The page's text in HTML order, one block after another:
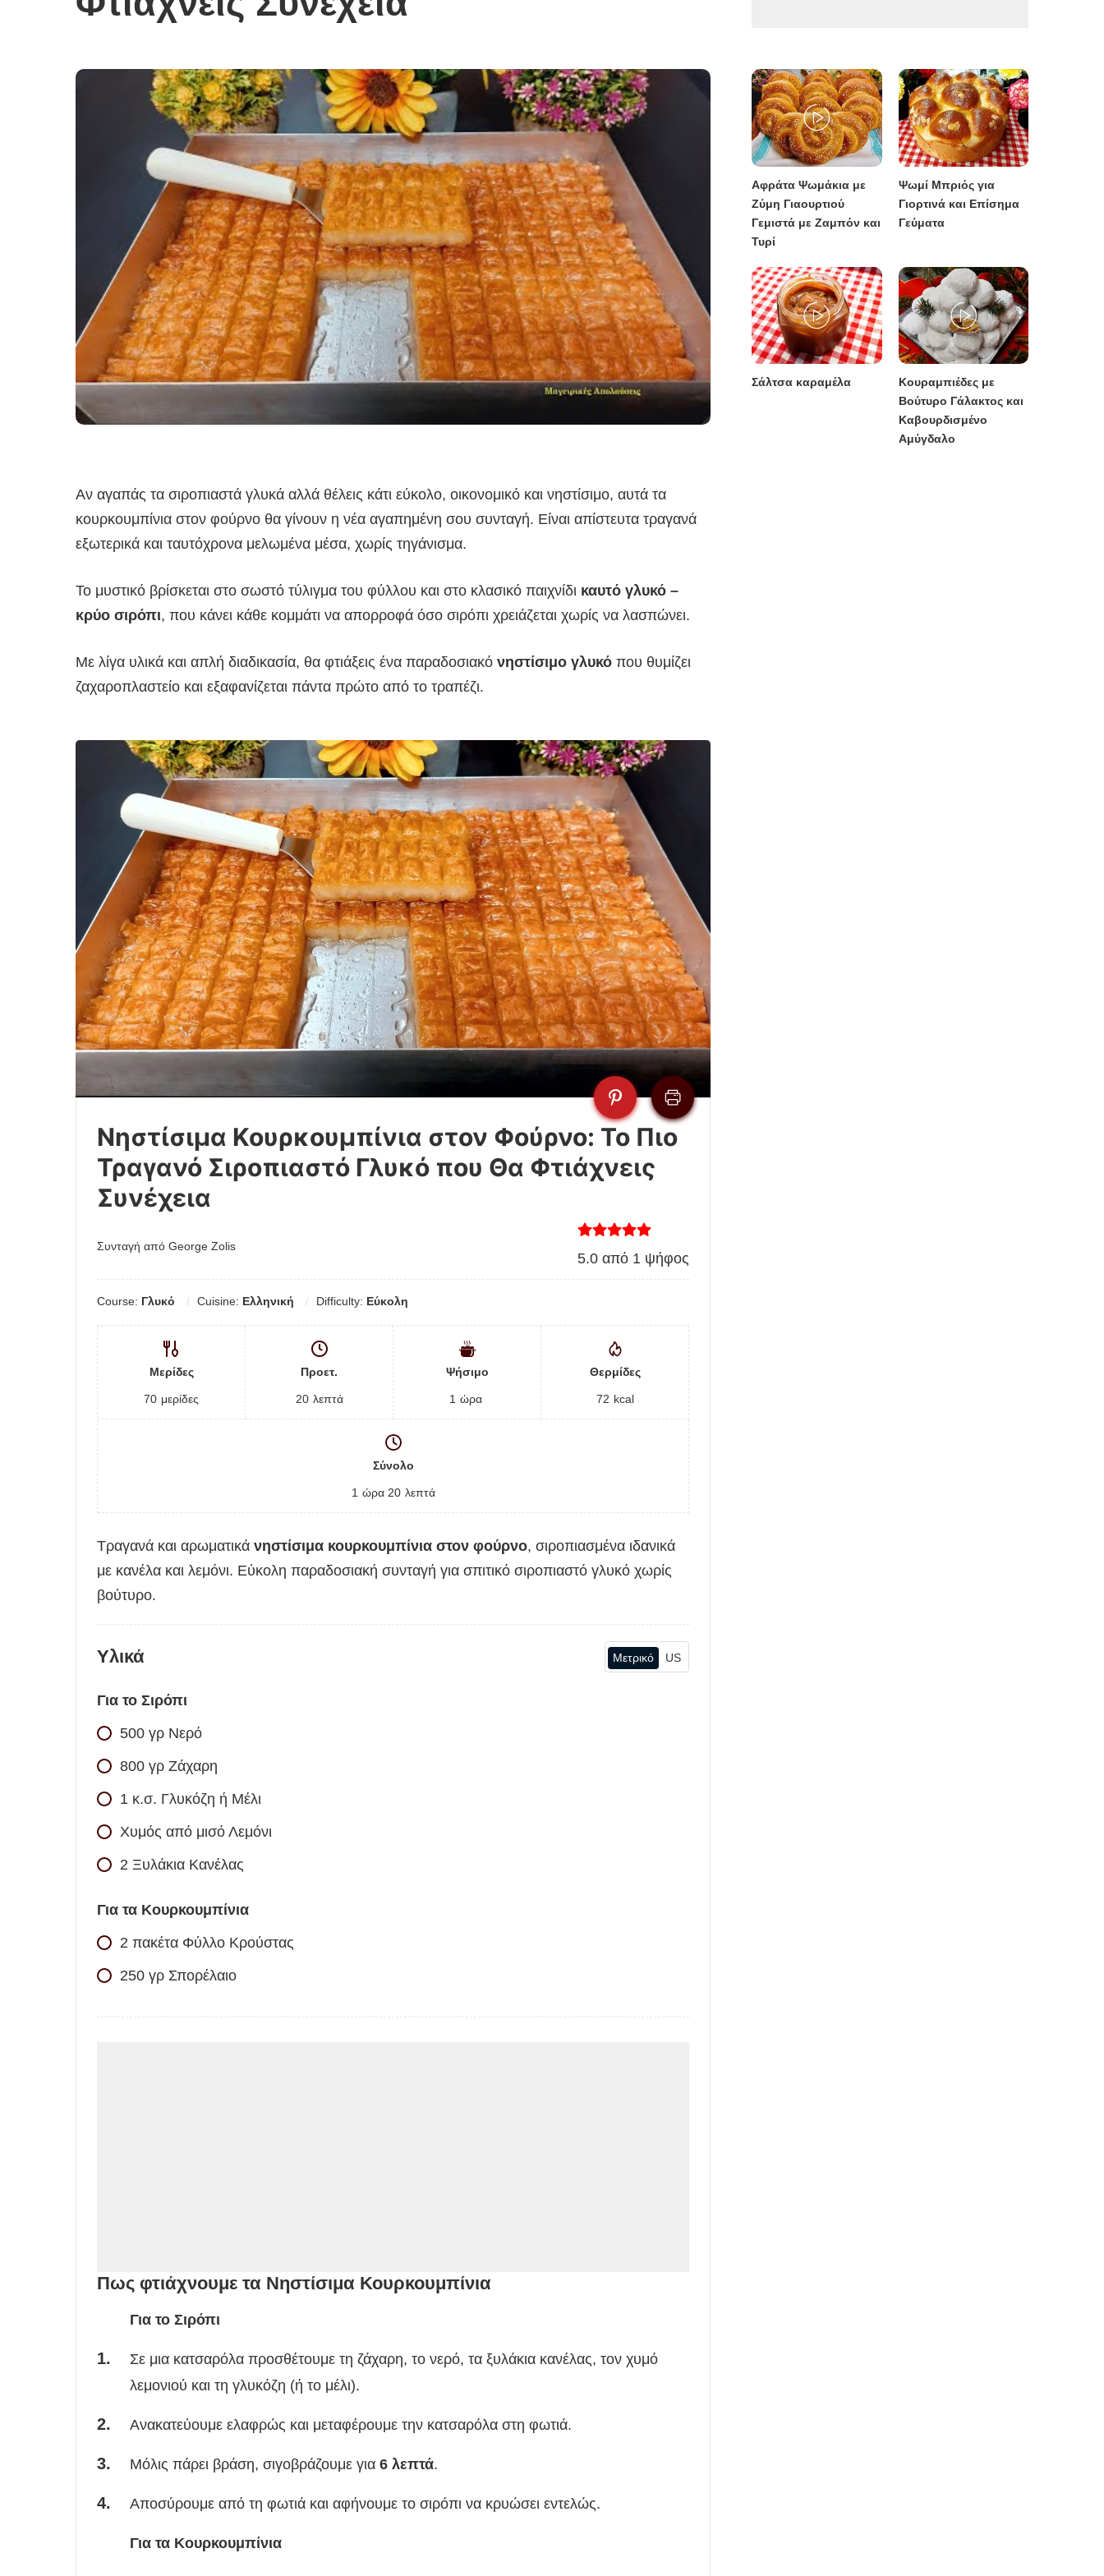
Κυρίως πιάτο
Πίτες και Ζύμες
Σαλάτες
Σνακ
Σούπες και Φαγητά
Κατσαρόλας
Χορτοφαγικές
Συνταγές Μελών
Σούπες και Φαγητά
Συνταγές Μελών
Αν αγαπάς τα σιροπιαστά γλυκά αλλά θέλεις κάτι εύκολο, οικονομικό και νηστίσιμο, αυτά τα
κουρκουμπίνια στον φούρνο θα γίνουν η νέα αγαπημένη σου συνταγή. Είναι απίστευτα τραγανά
εξωτερικά και ταυτόχρονα μελωμένα μέσα, χωρίς τηγάνισμα.
Το μυστικό βρίσκεται στο σωστό τύλιγμα του φύλλου και στο κλασικό παιχνίδι καυτό γλυκό –
κρύο σιρόπι, που κάνει κάθε κομμάτι να απορροφά όσο σιρόπι χρειάζεται χωρίς να λασπώνει.
Με λίγα υλικά και απλή διαδικασία, θα φτιάξεις ένα παραδοσιακό νηστίσιμο γλυκό που θυμίζει
ζαχαροπλαστείο και εξαφανίζεται πάντα πρώτο από το τραπέζι.
Νηστίσιμα Κουρκουμπίνια στον Φούρνο: Το Πιο
Τραγανό Σιροπιαστό Γλυκό που Θα Φτιάχνεις
Συνέχεια
Συνταγή από George Zolis
5.0 από 1 ψήφος
Course: Γλυκό Cuisine: Ελληνική Difficulty: Εύκολη
Μερίδες
70 μερίδες
Προετ.
20 λεπτά
Ψήσιμο
1 ώρα
Θερμίδες
72 kcal
Σύνολο
1 ώρα 20 λεπτά
Τραγανά και αρωματικά νηστίσιμα κουρκουμπίνια στον φούρνο, σιροπιασμένα ιδανικά
με κανέλα και λεμόνι. Εύκολη παραδοσιακή συνταγή για σπιτικό σιροπιαστό γλυκό χωρίς
βούτυρο.
Υλικά Μετρικό US
Για το Σιρόπι
500 γρ Νερό
800 γρ Ζάχαρη
1 κ.σ. Γλυκόζη ή Μέλι
Χυμός από μισό Λεμόνι
2 Ξυλάκια Κανέλας
Για τα Κουρκουμπίνια
2 πακέτα Φύλλο Κρούστας
250 γρ Σπορέλαιο
Πως φτιάχνουμε τα Νηστίσιμα Κουρκουμπίνια
Για το Σιρόπι
Σε μια κατσαρόλα προσθέτουμε τη ζάχαρη, το νερό, τα ξυλάκια κανέλας, τον χυμό
λεμονιού και τη γλυκόζη (ή το μέλι).
Ανακατεύουμε ελαφρώς και μεταφέρουμε την κατσαρόλα στη φωτιά.
Μόλις πάρει βράση, σιγοβράζουμε για 6 λεπτά.
Αποσύρουμε από τη φωτιά και αφήνουμε το σιρόπι να κρυώσει εντελώς.
Για τα Κουρκουμπίνια
Αφράτα Ψωμάκια με
Ζύμη Γιαουρτιού
Γεμιστά με Ζαμπόν και
Τυρί
Ψωμί Μπριός για
Γιορτινά και Επίσημα
Γεύματα
Σάλτσα καραμέλα
Κουραμπιέδες με
Βούτυρο Γάλακτος και
Καβουρδισμένο
Αμύγδαλο